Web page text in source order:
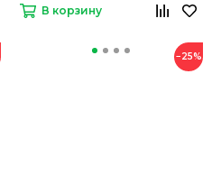
В корзину
−25%